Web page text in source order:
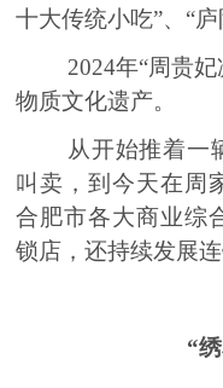
十大传统小吃”、 “
2024年“周贵
物质文化遗产。
从开始推着一
叫卖，到今天在周
合肥市各大商业综
锁店 ，还持续发展
“绣